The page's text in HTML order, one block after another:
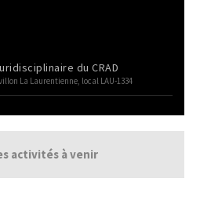
du CRAD
La Laurentienne, local LAU-1334
activités à venir